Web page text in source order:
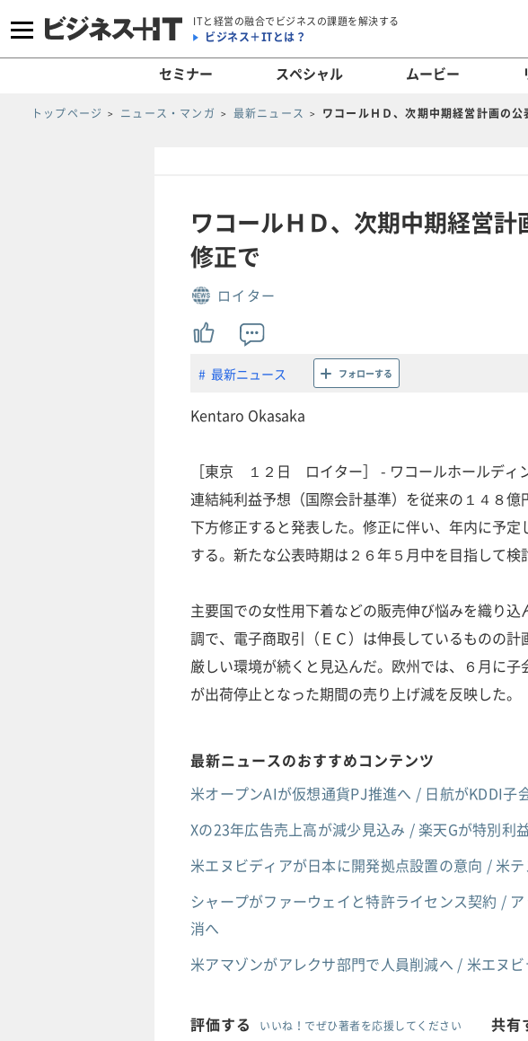
ITと経営の融合でビジネスの課題を解決する
ビジネス＋ITとは？
セミナー スペシャル ムービー
トップページ ニュース・マンガ 最新ニュース ワコールＨＤ、次期中期経営計画の
ワコールＨＤ、次期中期経営
修正で
ロイター
最新ニュース フォローする
Kentaro Okasaka
［東京 １２日 ロイター］ - ワコールホールディ
連結純利益予想（国際会計基準）を従来の１４８
下方修正すると発表した。修正に伴い、年内に予
する。新たな公表時期は２６年５月中を目指して検
主要国での女性用下着などの販売伸び悩みを織り
調で、電子商取引（ＥＣ）は伸長しているものの
厳しい環境が続くと見込んだ。欧州では、６月に
が出荷停止となった期間の売り上げ減を反映した。
最新ニュースのおすすめコンテンツ
米オープンAIが仮想通貨PJ推進へ / 日航がKDDI子
Xの23年広告売上高が減少見込み / 楽天Gが特別利
米エヌビディアが日本に開発拠点設置の意向 / 米
シャープがファーウェイと特許ライセンス契約 /
消へ
米アマゾンがアレクサ部門で人員削減へ / 米エヌ
評価する
いいね！でぜひ著者を応援してください
共有